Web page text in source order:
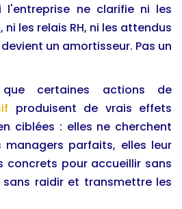
l'entreprise ne clarifie ni les
les relais RH, ni les attendus
un amortisseur. Pas un
certaines actions de
produisent de vrais effets
ciblées : elles ne cherchent
parfaits, elles leur
concrets pour accueillir sans
raidir et transmettre les